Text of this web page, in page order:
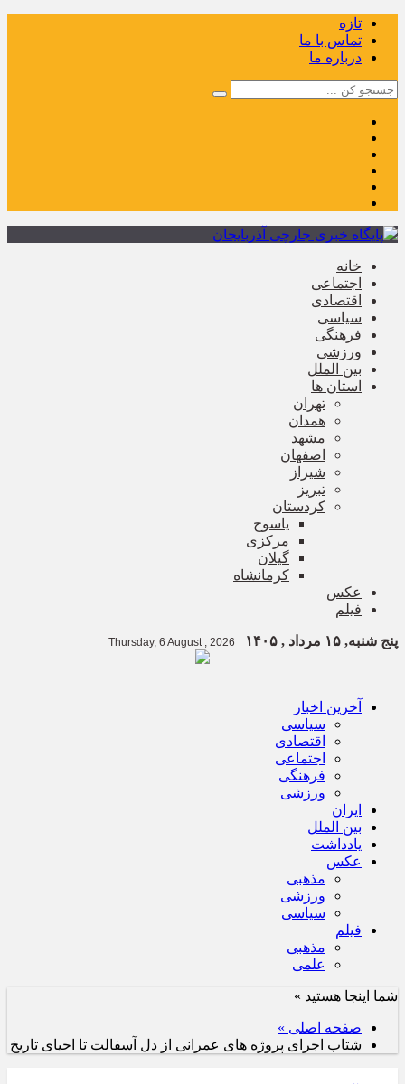
تازه
تماس با ما
درباره ما
خانه
اجتماعی
اقتصادی
سیاسی
فرهنگی
ورزشی
بین الملل
استان ها
تهران
همدان
مشهد
اصفهان
شیراز
تبریز
کردستان
یاسوج
مرکزی
گیلان
کرمانشاه
عکس
فیلم
پنج شنبه, ۱۵ مرداد , ۱۴۰۵ |
Thursday, 6 August , 2026
آخرین اخبار
سیاسی
اقتصادی
اجتماعی
فرهنگی
ورزشی
ایران
بین الملل
یادداشت
عکس
مذهبی
ورزشی
سیاسی
فیلم
مذهبی
علمی
شما اینجا هستید »
صفحه اصلی »
شتاب اجرای پروژه های عمرانی از دل آسفالت تا احیای تاریخ